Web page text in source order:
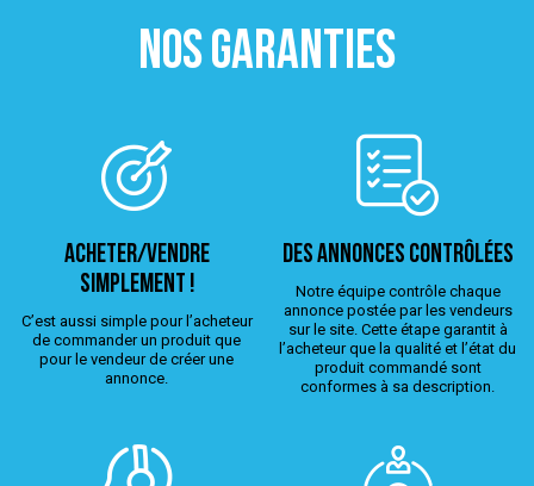
NOS GARANTIES
ACHETER/VENDRE
simplement !
C’est aussi simple pour l’acheteur
de commander un produit que
pour le vendeur de créer une
annonce.
Des annonces contrôlées
Notre équipe contrôle chaque
annonce postée par les vendeurs
sur le site. Cette étape garantit à
l’acheteur que la qualité et l’état du
produit commandé sont
conformes à sa description.